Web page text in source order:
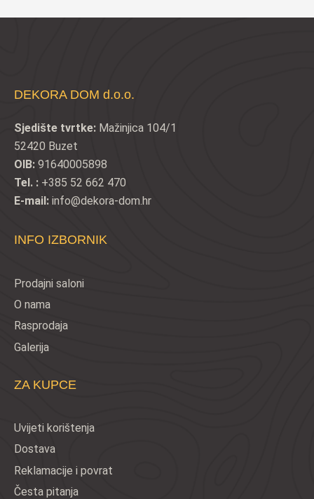
DEKORA DOM d.o.o.
Sjedište tvrtke: Mažinjica 104/1
52420 Buzet
OIB: 91640005898
Tel. : +385 52 662 470
E-mail: info@dekora-dom.hr
INFO IZBORNIK
Prodajni saloni
O nama
Rasprodaja
Galerija
ZA KUPCE
Uvijeti korištenja
Dostava
Reklamacije i povrat
Česta pitanja